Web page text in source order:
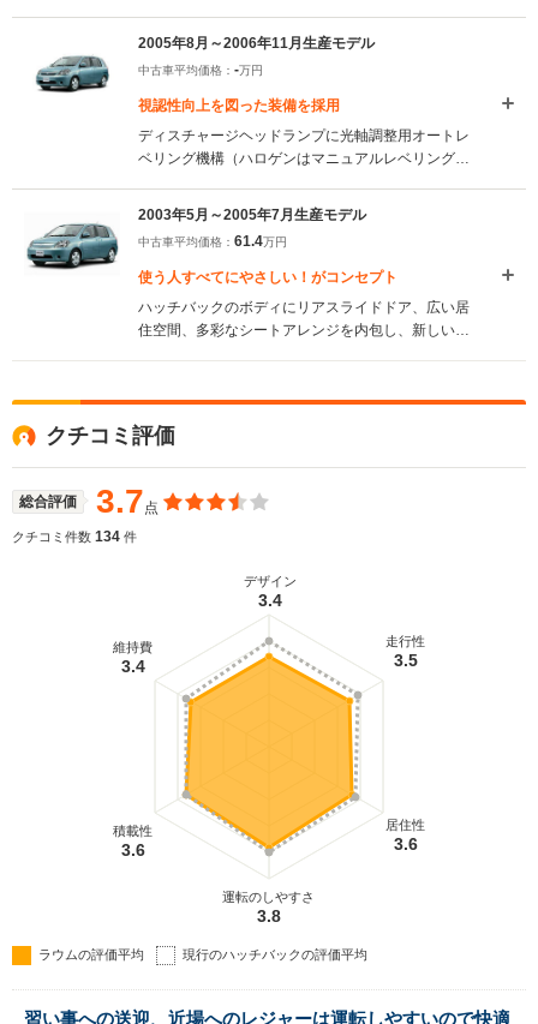
変更している。フロントエンブレムはネッツ店オリ
ジナルのシンボルマークを採用。（2006.12）
2005年8月～2006年11月生産モデル
中古車平均価格： -万円
視認性向上を図った装備を採用
ディスチャージヘッドランプに光軸調整用オートレ
ベリング機構（ハロゲンはマニュアルレベリング機
トップランプ、サイドターンシグナルランプを新た
に装備し、視認性を高めた。(2005.8)
2003年5月～2005年7月生産モデル
中古車平均価格： 61.4万円
使う人すべてにやさしい！がコンセプト
ハッチバックのボディにリアスライドドア、広い居
住空間、多彩なシートアレンジを内包し、新しいコ
させた。助手席側ドアがピラーごと開閉するパノラ
マオープンドアは、1.5mという開口部により優れた
乗降性を確保。 さらに3段階に開くフロントドア、
多数のアシストグリップ、そしてキーを携行するだ
けで施錠・開錠ができるスマートドアロックなど、
使い勝手を良くする装備を多数設定する。グレード
クチコミ評価
総合評価 3.7点
クチコミ件数 134 件
デザイン
3.4
走行性
3.5
居住性
3.6
運転のしやすさ
3.8
積載性
3.6
維持費
3.4
ラウムの評価平均 現行のハッチバックの評価平均
習い事への送迎、近場へのレジャーは運転しやすいので快適